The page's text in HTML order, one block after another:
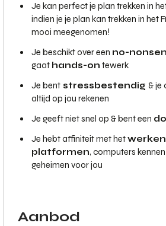
Je kan perfect je plan trekken in
indien je je plan kan trekken in het
mooi meegenomen!
Je beschikt over een no-
gaat hands-on tewerk
Je bent stressbestendig & je
altijd op jou rekenen
Je geeft niet snel op & bent een
Je hebt affiniteit met hetwerken
platformen, computers
geheimen voor jou
Aanbod